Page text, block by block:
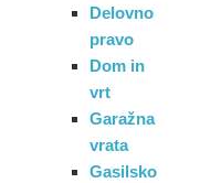
Delovno
pravo
Dom in
vrt
Garažna
vrata
Gasilsko